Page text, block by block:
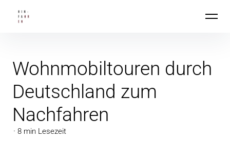
überspringenHin-Fahren
Wohnmobiltouren durch
Deutschland zum
Nachfahren
8 min Lesezeit